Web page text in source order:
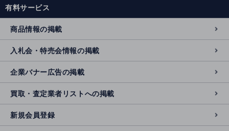
有料サービス
商品情報の掲載
入札会・特売会情報の掲載
企業バナー広告の掲載
買取・査定業者リストへの掲載
新規会員登録